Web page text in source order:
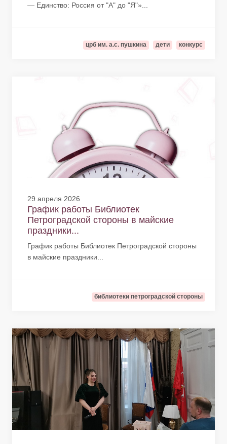
— Единство: Россия от "А" до "Я"»...
црб им. а.с. пушкина дети конкурс
29 апреля 2026
График работы Библиотек
Петроградской стороны в майские
праздники...
График работы Библиотек Петроградской стороны
в майские праздники...
библиотеки петроградской стороны